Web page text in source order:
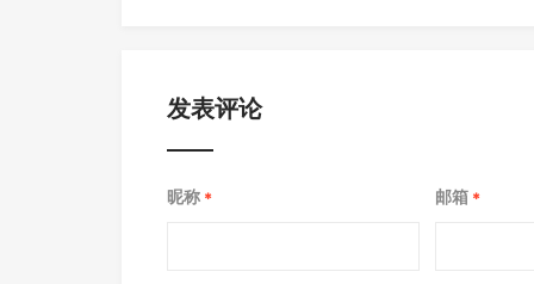
发表评论
昵称 * 邮箱 *